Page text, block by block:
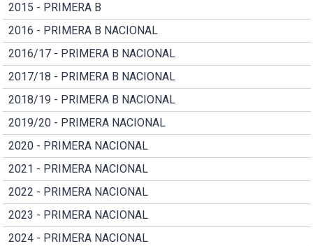
2015 - PRIMERA B
2016 - PRIMERA B NACIONAL
2016/17 - PRIMERA B NACIONAL
2017/18 - PRIMERA B NACIONAL
2018/19 - PRIMERA B NACIONAL
2019/20 - PRIMERA NACIONAL
2020 - PRIMERA NACIONAL
2021 - PRIMERA NACIONAL
2022 - PRIMERA NACIONAL
2023 - PRIMERA NACIONAL
2024 - PRIMERA NACIONAL